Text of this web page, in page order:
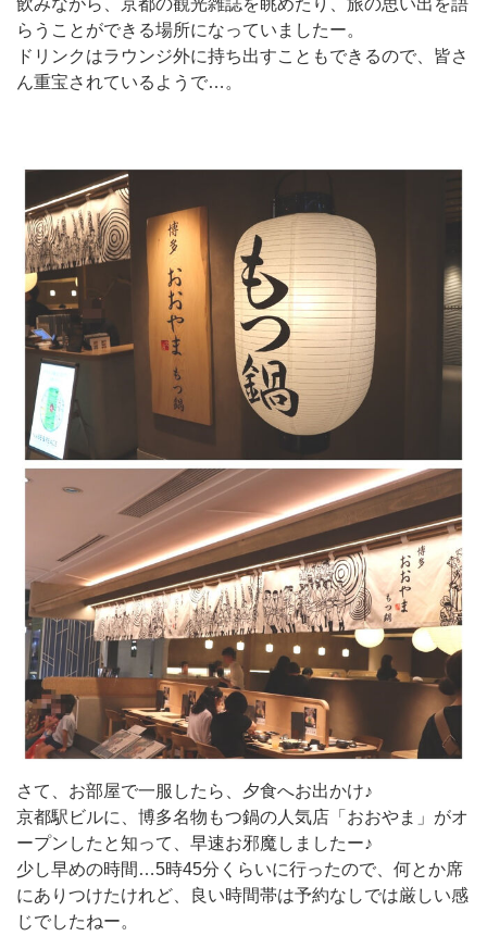
飲みながら、京都の観光雑誌を眺めたり、旅の思い出を語
らうことができる場所になっていましたー。
ドリンクはラウンジ外に持ち出すこともできるので、皆さ
ん重宝されているようで…。
さて、お部屋で一服したら、夕食へお出かけ♪
京都駅ビルに、博多名物もつ鍋の人気店「おおやま」がオ
ープンしたと知って、早速お邪魔しましたー♪
少し早めの時間…5時45分くらいに行ったので、何とか席
にありつけたけれど、良い時間帯は予約なしでは厳しい感
じでしたねー。